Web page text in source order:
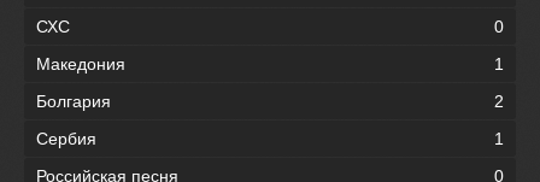
СХС
0
Македония
1
Болгария
2
Сербия
1
Российская песня
0